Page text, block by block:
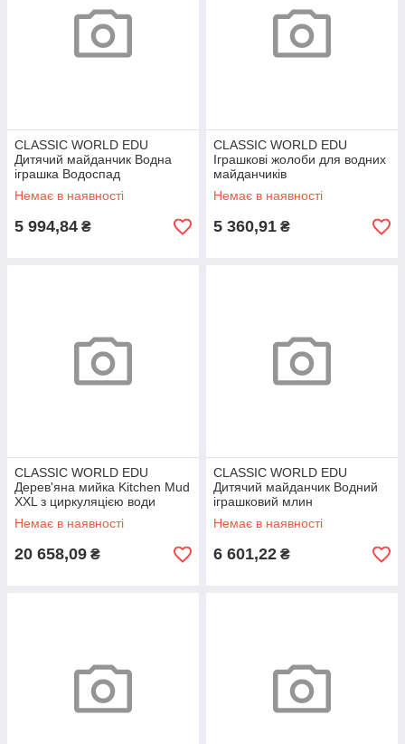
CLASSIC WORLD EDU
Дитячий майданчик Водна
іграшка Водоспад
Немає в наявності
5 994,84 ₴
CLASSIC WORLD EDU
Іграшкові жолоби для водних
майданчиків
Немає в наявності
5 360,91 ₴
CLASSIC WORLD EDU
Дерев'яна мийка Kitchen Mud
XXL з циркуляцією води
Немає в наявності
20 658,09 ₴
CLASSIC WORLD EDU
Дитячий майданчик Водний
іграшковий млин
Немає в наявності
6 601,22 ₴